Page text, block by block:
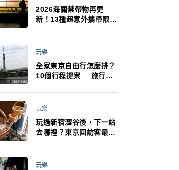
2026海關禁帶物再更
新！13種超意外攜帶限
最高還罰百萬！注意事項
玩樂
全家東京自由行怎麼排？
10個行程提案──旅行不
法！
玩樂
玩過新宿澀谷後，下一站
去哪裡？東京回訪客最推
玩樂